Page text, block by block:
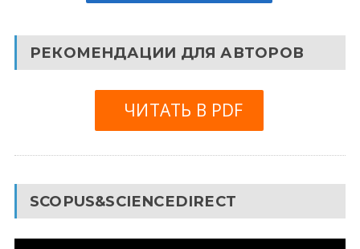
РЕКОМЕНДАЦИИ ДЛЯ АВТОРОВ
ЧИТАТЬ В PDF
SCOPUS&SCIENCEDIRECT